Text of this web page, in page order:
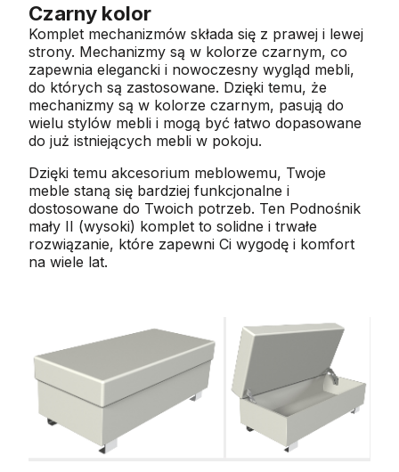
Czarny kolor
Komplet mechanizmów składa się z prawej i lewej
strony. Mechanizmy są w kolorze czarnym, co
zapewnia elegancki i nowoczesny wygląd mebli,
do których są zastosowane. Dzięki temu, że
mechanizmy są w kolorze czarnym, pasują do
wielu stylów mebli i mogą być łatwo dopasowane
do już istniejących mebli w pokoju.
Dzięki temu akcesorium meblowemu, Twoje
meble staną się bardziej funkcjonalne i
dostosowane do Twoich potrzeb. Ten Podnośnik
mały II (wysoki) komplet to solidne i trwałe
rozwiązanie, które zapewni Ci wygodę i komfort
na wiele lat.